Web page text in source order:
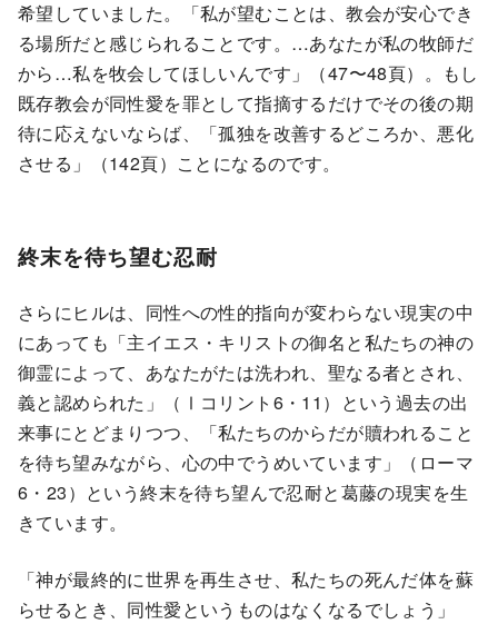
希望していました。「私が望むことは、教会が安心でき
る場所だと感じられることです。…あなたが私の牧師だ
から…私を牧会してほしいんです」（47〜48頁）。もし
既存教会が同性愛を罪として指摘するだけでその後の期
待に応えないならば、「孤独を改善するどころか、悪化
させる」（142頁）ことになるのです。
終末を待ち望む忍耐
さらにヒルは、同性への性的指向が変わらない現実の中
にあっても「主イエス・キリストの御名と私たちの神の
御霊によって、あなたがたは洗われ、聖なる者とされ、
義と認められた」（Ⅰコリント6・11）という過去の出
来事にとどまりつつ、「私たちのからだが贖われること
を待ち望みながら、心の中でうめいています」（ローマ
6・23）という終末を待ち望んで忍耐と葛藤の現実を生
きています。
「神が最終的に世界を再生させ、私たちの死んだ体を蘇
らせるとき、同性愛というものはなくなるでしょう」